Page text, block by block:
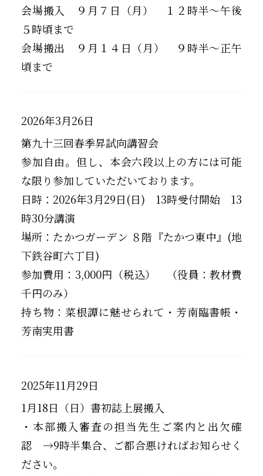
会場搬入 ９月７日（月） １２時半～午後
５時頃まで
会場搬出 ９月１４日（月） ９時半～正午
頃まで
2026年3月26日
第九十三回春季昇試向講習会
参加自由。但し、本会六段以上の方には可能
な限り参加していただいております。
日時：2026年3月29日(日) 13時受付開始 13
時30分講演
場所：たかつガーデン ８階『たかつ東中』(地
下鉄谷町六丁目)
参加費用：3,000円（税込） （役員：教材費
千円のみ）
持ち物：菜根譚に魅せられて・芳南臨書帳・
芳南実用書
2025年11月29日
1月18日（日）書初誌上展搬入
・本部搬入審査の担当先生ご案内と出欠確
認 →9時半集合、ご都合悪ければお知らせく
ださい。